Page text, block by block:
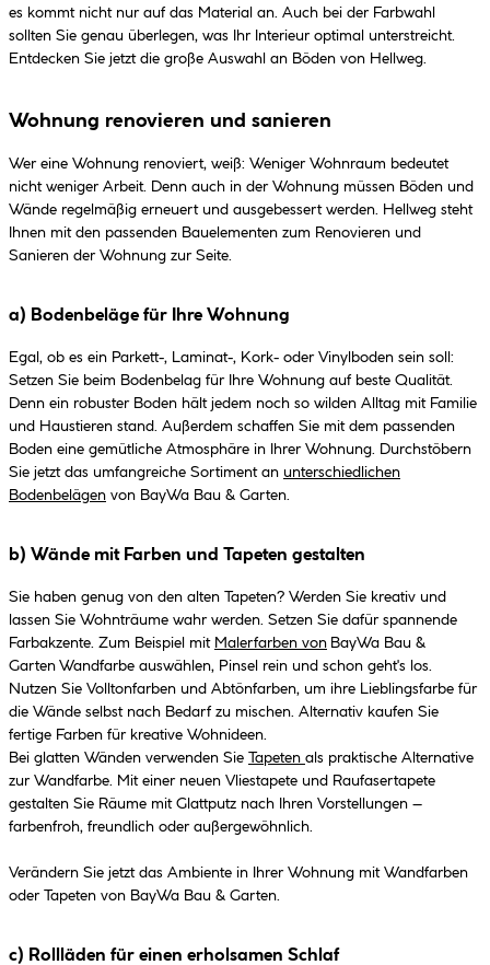
es kommt nicht nur auf das Material an. Auch bei der Farbwahl
sollten Sie genau überlegen, was Ihr Interieur optimal unterstreicht.
Entdecken Sie jetzt die große Auswahl an Böden von Hellweg.
Wohnung renovieren und sanieren
Wer eine Wohnung renoviert, weiß: Weniger Wohnraum bedeutet
nicht weniger Arbeit. Denn auch in der Wohnung müssen Böden und
Wände regelmäßig erneuert und ausgebessert werden. Hellweg steht
Ihnen mit den passenden Bauelementen zum Renovieren und
Sanieren der Wohnung zur Seite.
a) Bodenbeläge für Ihre Wohnung
Egal, ob es ein Parkett-, Laminat-, Kork- oder Vinylboden sein soll:
Setzen Sie beim Bodenbelag für Ihre Wohnung auf beste Qualität.
Denn ein robuster Boden hält jedem noch so wilden Alltag mit Familie
und Haustieren stand. Außerdem schaffen Sie mit dem passenden
Boden eine gemütliche Atmosphäre in Ihrer Wohnung. Durchstöbern
Sie jetzt das umfangreiche Sortiment an unterschiedlichen
Bodenbelägen von BayWa Bau & Garten.
b) Wände mit Farben und Tapeten gestalten
Sie haben genug von den alten Tapeten? Werden Sie kreativ und
lassen Sie Wohnträume wahr werden. Setzen Sie dafür spannende
Farbakzente. Zum Beispiel mit Malerfarben von BayWa Bau &
Garten Wandfarbe auswählen, Pinsel rein und schon geht's los.
Nutzen Sie Volltonfarben und Abtönfarben, um ihre Lieblingsfarbe für
die Wände selbst nach Bedarf zu mischen. Alternativ kaufen Sie
fertige Farben für kreative Wohnideen.
Bei glatten Wänden verwenden Sie Tapeten als praktische Alternative
zur Wandfarbe. Mit einer neuen Vliestapete und Raufasertapete
gestalten Sie Räume mit Glattputz nach Ihren Vorstellungen –
farbenfroh, freundlich oder außergewöhnlich.
Verändern Sie jetzt das Ambiente in Ihrer Wohnung mit Wandfarben
oder Tapeten von BayWa Bau & Garten.
c) Rollläden für einen erholsamen Schlaf